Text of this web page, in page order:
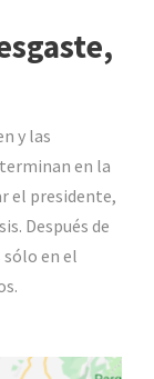
y las
en la
el presidente,
Después de
sólo en el